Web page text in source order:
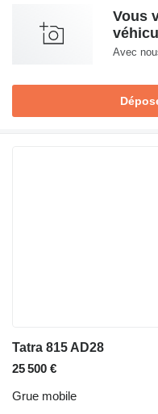
Vous
Avec
Tatra 815 AD28
25 500 €
Grue mobile